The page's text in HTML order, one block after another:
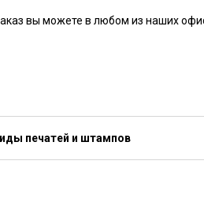
вы можете в любом из наших
печатей и штампов